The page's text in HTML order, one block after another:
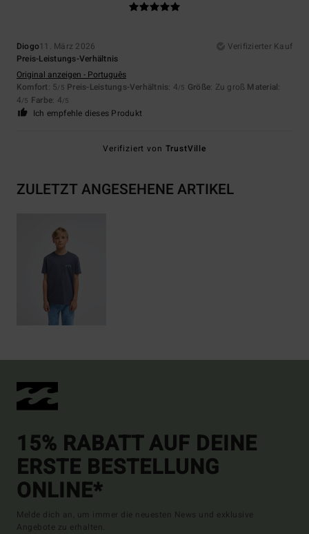
Diogo11. März 2026
Verifizierter Kauf
Preis-Leistungs-Verhältnis
Original anzeigen - Português
Komfort: 5/5 Preis-Leistungs-Verhältnis: 4/5 Größe: Zu groß Material:
4/5 Farbe: 4/5
Ich empfehle dieses Produkt
Verifiziert von TrustVille
ZULETZT ANGESEHENE ARTIKEL
15% RABATT AUF DEINE
ERSTE BESTELLUNG
ONLINE*
Melde dich an, um immer die neuesten News und exklusive
Angebote zu erhalten.